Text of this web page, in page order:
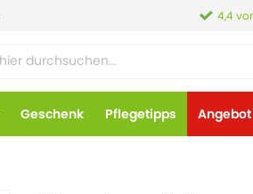
4,4
Geschenk Pflegetipps Angebot